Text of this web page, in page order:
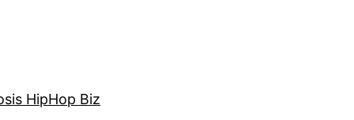
HipHop Biz